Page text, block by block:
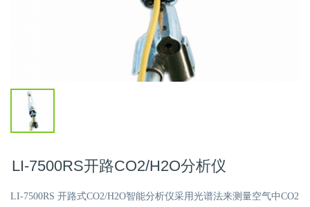
LI-7500RS开路CO2/H2O分析仪
LI-7500RS 开路式CO2/H2O智能分析仪采用光谱法来测量空气中CO2